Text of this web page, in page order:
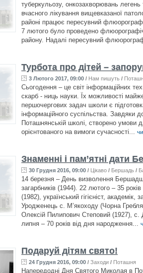
туберкульозу, онкозахворювань легень
вчасного лікування вищевказаної
районі працює пересувний
7 лютого було проведено
району. Надалі пересувний
Турбота про дітей –
3 Лютого 2017, 09:00 / Нам пишуть /
Сьогодення – це світ інформаційних
скарб - ниць науки. Їх можливості
першочергових задач школи є
інформаційного суспільства. Завдяки
Поташнянській школі, створено умови
орієнтованого на вимоги сучасності...
Знаменні і пам’ятні дати
30 Грудня 2016, 09:00 / Цікаво / Бершадь /
14 березня – День визволення
загарбників (1944). 22 лютого – 35
(1982), український гігієніст,
Уродженець с. М’якоходу (Чорна
Олексій Пилипович Степовий (1927),
липня – 70 років від дня народження...
Подаруй дітям свято!
24 Грудня 2016, 09:00 / Заходи / Поташня
Напередодні Дня Святого Миколая в